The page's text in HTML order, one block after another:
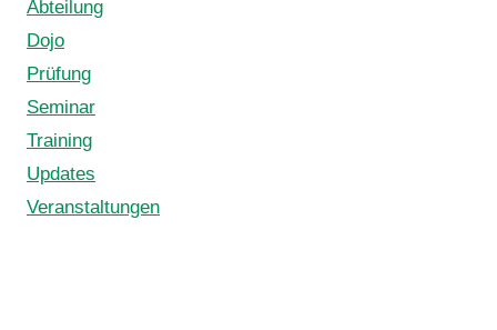
Abteilung
Dojo
Prüfung
Seminar
Training
Updates
Veranstaltungen